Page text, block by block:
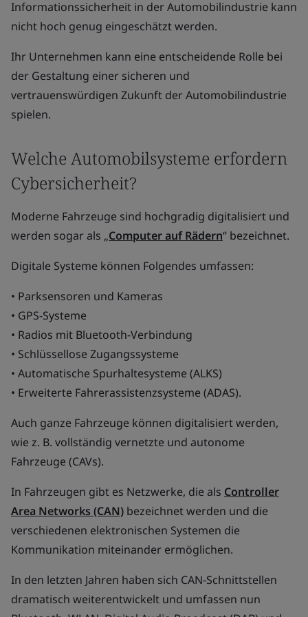
Informationssicherheit in der Automobilindustrie kann
nicht hoch genug eingeschätzt werden.
Ihr Unternehmen kann eine entscheidende Rolle bei
der Gestaltung einer sicheren und
vertrauenswürdigen Zukunft der Automobilindustrie
spielen.
Welche Automobilsysteme erfordern
Cybersicherheit?
Moderne Fahrzeuge sind hochgradig digitalisiert und
werden sogar als „Computer auf Rädern“ bezeichnet.
Digitale Systeme können Folgendes umfassen:
• Parksensoren und Kameras
• GPS-Systeme
• Radios mit Bluetooth-Verbindung
• Schlüssellose Zugangssysteme
• Automatische Spurhaltesysteme (ALKS)
• Erweiterte Fahrerassistenzsysteme (ADAS).
Auch ganze Fahrzeuge können digitalisiert werden,
wie z. B. vollständig vernetzte und autonome
Fahrzeuge (CAVs).
In Fahrzeugen gibt es Netzwerke, die als Controller
Area Networks (CAN) bezeichnet werden und die
verschiedenen elektronischen Systemen die
Kommunikation miteinander ermöglichen.
In den letzten Jahren haben sich CAN-Schnittstellen
dramatisch weiterentwickelt und umfassen nun